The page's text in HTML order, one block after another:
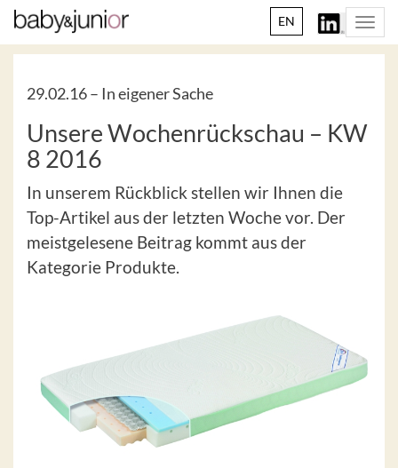
EN
29.02.16 – In eigener Sache
Unsere Wochenrückschau – KW
8 2016
In unserem Rückblick stellen wir Ihnen die
Top-Artikel aus der letzten Woche vor. Der
meistgelesene Beitrag kommt aus der
Kategorie Produkte.